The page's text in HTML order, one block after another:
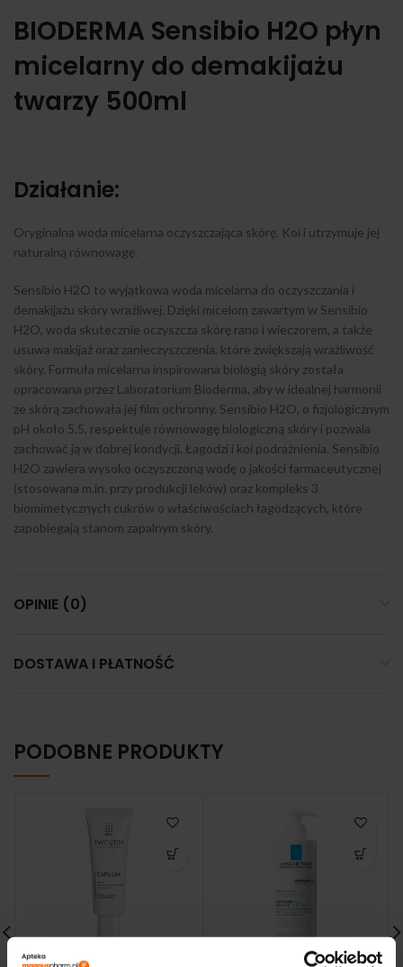
BIODERMA Sensibio H2O płyn
micelarny do demakijażu
twarzy 500ml
Działanie:
Oryginalna woda micelarna oczyszczająca skórę. Koi i utrzymuje jej
naturalną równowagę.
Sensibio H2O to wyjątkowa woda micelarna do oczyszczania i
demakijażu skóry wrażliwej. Dzięki micelom zawartym w Sensibio
H2O, woda skutecznie oczyszcza skórę rano i wieczorem, a także
usuwa makijaż oraz zanieczyszczenia, które zwiększają wrażliwość
skóry. Formuła micelarna inspirowana biologią skóry została
opracowana przez Laboratorium Bioderma, aby w idealnej harmonii
ze skórą zachowała jej film ochronny. Sensibio H2O, o fizjologicznym
pH około 5,5, respektuje równowagę biologiczną skóry i pozwala
zachować ją w dobrej kondycji. Łagodzi i koi podrażnienia. Sensibio
H2O zawiera wysoko oczyszczoną wodę o jakości farmaceutycznej
(stosowana m.in. przy produkcji leków) oraz kompleks 3
biomimetycznych cukrów o właściwościach łagodzących, które
zapobiegają stanom zapalnym skóry.
OPINIE (0)
DOSTAWA I PŁATNOŚĆ
PODOBNE PRODUKTY